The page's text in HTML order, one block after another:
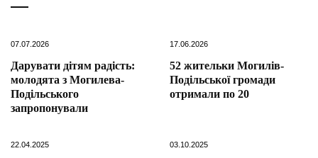
07.07.2026
Дарувати дітям радість:
молодята з Могилева-
Подільського
запропонували
17.06.2026
52 жительки Могилів-
Подільської громади
отримали по 20
22.04.2025 03.10.2025